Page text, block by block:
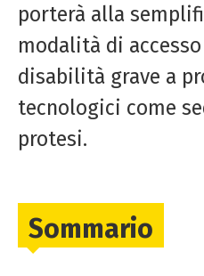
porterà alla
modalità di
disabilità grave a
tecnologici come
protesi.
Sommario